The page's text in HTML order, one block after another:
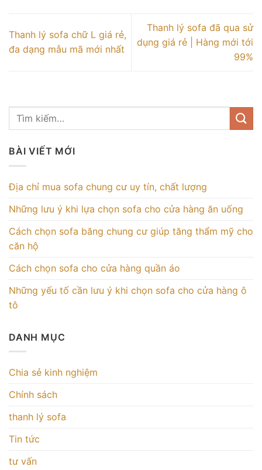
Thanh lý sofa chữ L giá rẻ,
đa dạng mẫu mã mới nhất
Thanh lý sofa đã qua sử
dụng giá rẻ | Hàng mới tới
99%
BÀI VIẾT MỚI
Địa chỉ mua sofa chung cư uy tín, chất lượng
Những lưu ý khi lựa chọn sofa cho cửa hàng ăn uống
Cách chọn sofa băng chung cư giúp tăng thẩm mỹ cho
căn hộ
Cách chọn sofa cho cửa hàng quần áo
Những yếu tố cần lưu ý khi chọn sofa cho cửa hàng ô
tô
DANH MỤC
Chia sẻ kinh nghiệm
Chính sách
thanh lý sofa
Tin tức
tư vấn